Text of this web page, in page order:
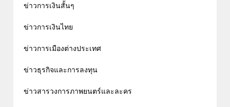
ข่าวการเงินสั้นๆ
ข่าวการเงินไทย
ข่าวการเมืองต่างประเทศ
ข่าวธุรกิจและการลงทุน
ข่าวสารวงการภาพยนตร์และละคร